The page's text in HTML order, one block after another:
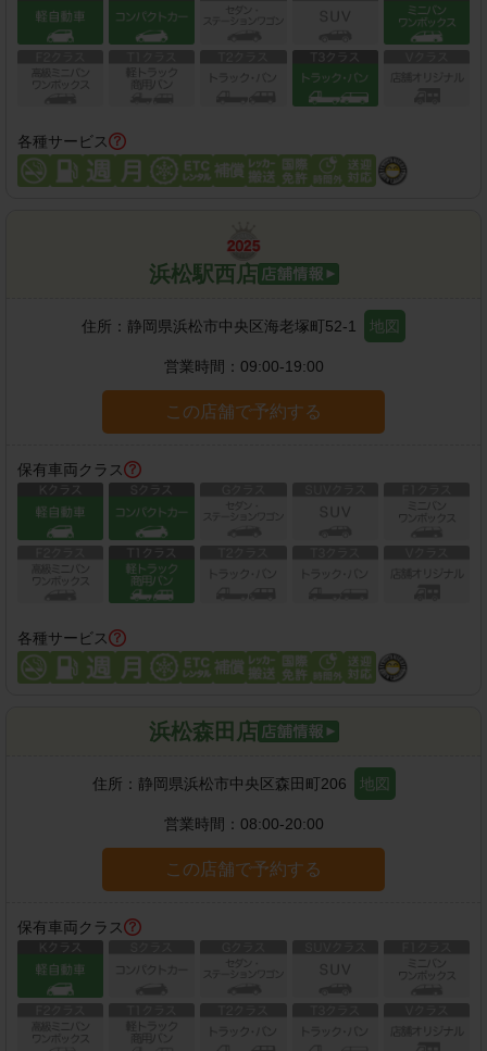
各種サービス
浜松駅西店
住所： 静岡県浜松市中央区海老塚町52-1 地図
営業時間： 09:00-19:00
この店舗で予約する
保有車両クラス
各種サービス
浜松森田店
住所： 静岡県浜松市中央区森田町206 地図
営業時間： 08:00-20:00
この店舗で予約する
保有車両クラス